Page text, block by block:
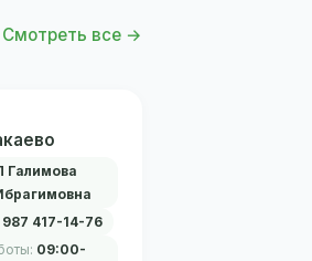
Смотреть все →
Галимова
987 417-14-76
09:00-